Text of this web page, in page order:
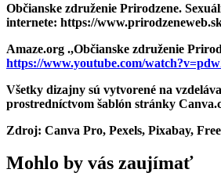
Občianske združenie Prirodzene.
internete: https://
Amaze.org .,Občianske združenie
https://www.youtube.com/
Všetky dizajny sú vytvorené na
prostredníctvom šablón stránky
Zdroj: Canva Pro, Pexels, Pixabay,
Mohlo by vás zaujímať